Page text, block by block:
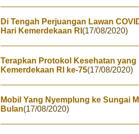
Di Tengah Perjuangan Lawan
Hari Kemerdekaan RI (17/08/2020)
Terapkan Protokol Kesehatan
Kemerdekaan RI ke-75(17/08/2020)
Mobil Yang Nyemplung ke Sungai
Bulan(17/08/2020)